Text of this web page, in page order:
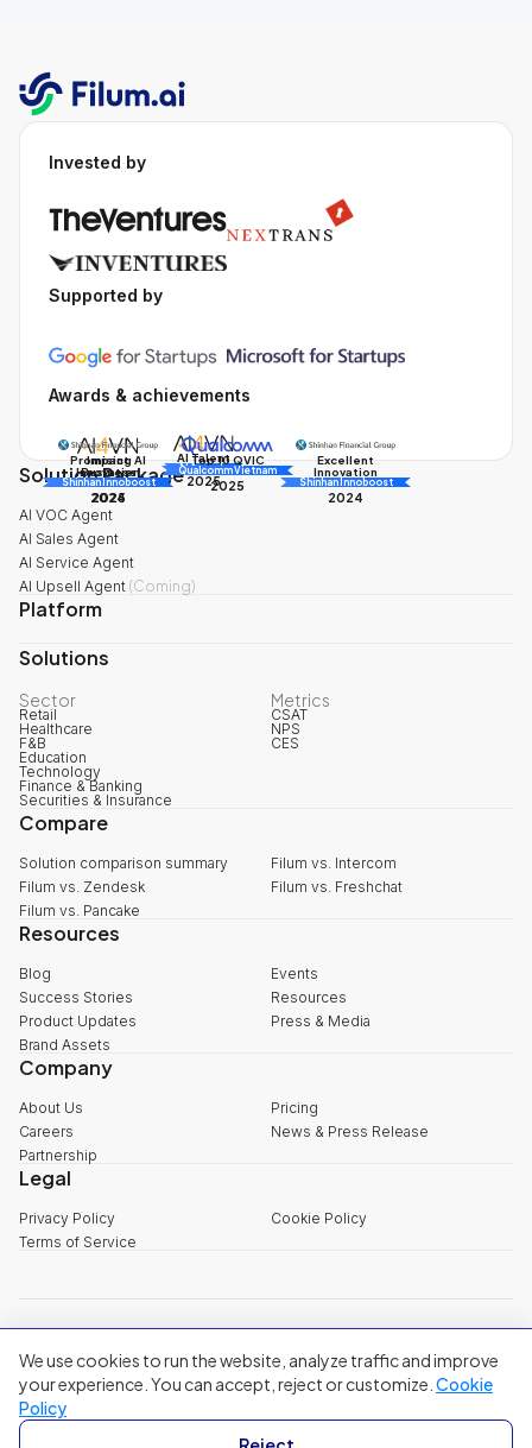
Invested by
Supported by
Awards & achievements
Promising AI
Business
AI Awards
2025
AI Talent
AI Awards
2025
Excellent
Innovation
Shinhan Innoboost
2024
Impact
Innovation
Shinhan Innoboost
2024
Top 10 QVIC
Qualcomm Vietnam
2025
Solution Package
AI VOC Agent
AI Sales Agent
AI Service Agent
AI Upsell Agent (Coming)
Platform
Solutions
Sector
Retail
Healthcare
F&B
Education
Technology
Finance & Banking
Securities & Insurance
Metrics
CSAT
NPS
CES
Compare
Solution comparison summary
Filum vs. Intercom
Filum vs. Zendesk
Filum vs. Freshchat
Filum vs. Pancake
Resources
Blog
Events
Success Stories
Resources
Product Updates
Press & Media
Brand Assets
Company
About Us
Pricing
Careers
News & Press Release
Partnership
Legal
Privacy Policy
Cookie Policy
Terms of Service
+84 888 18 1313
Head Office:3rd Floor, 65-67 B4 Street, Sala Urban Area, An Khanh
Ward, Ho Chi Minh City
Singapore:20A Tanjong Pagar Road, Singapore
We use cookies to run the website, analyze traffic and improve
your experience. You can accept, reject or customize. Cookie
Policy